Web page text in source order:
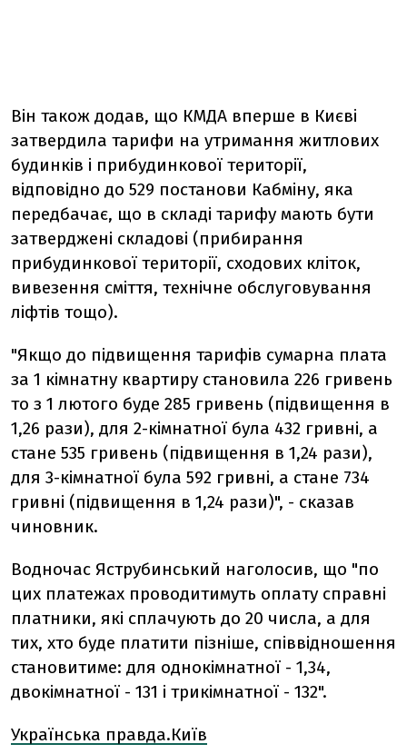
Він також додав, що КМДА вперше в Києві
затвердила тарифи на утримання житлових
будинків і прибудинкової території,
відповідно до 529 постанови Кабміну, яка
передбачає, що в складі тарифу мають бути
затверджені складові (прибирання
прибудинкової території, сходових кліток,
вивезення сміття, технічне обслуговування
ліфтів тощо).
"Якщо до підвищення тарифів сумарна плата
за 1 кімнатну квартиру становила 226 гривень
то з 1 лютого буде 285 гривень (підвищення в
1,26 рази), для 2-кімнатної була 432 гривні, а
стане 535 гривень (підвищення в 1,24 рази),
для 3-кімнатної була 592 гривні, а стане 734
гривні (підвищення в 1,24 рази)", - сказав
чиновник.
Водночас Яструбинський наголосив, що "по
цих платежах проводитимуть оплату справні
платники, які сплачують до 20 числа, а для
тих, хто буде платити пізніше, співвідношення
становитиме: для однокімнатної - 1,34,
двокімнатної - 131 і трикімнатної - 132".
Українська правда.Київ